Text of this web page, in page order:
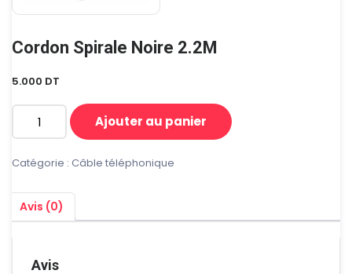
Cordon Spirale Noire 2.2M
5.000 DT
quantité
Cordon
Noire
2.2M
Ajouter au panier
Catégorie : Câble téléphonique
Avis (0)
Avis